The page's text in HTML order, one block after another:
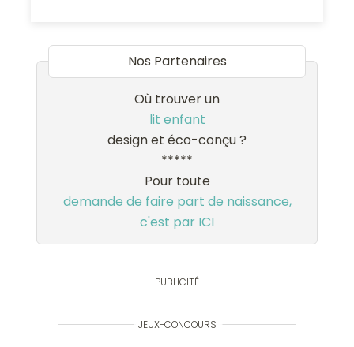
Nos Partenaires
Où trouver un
lit enfant
design et éco-conçu ?
*****
Pour toute
demande de faire part de naissance,
c'est par ICI
PUBLICITÉ
JEUX-CONCOURS